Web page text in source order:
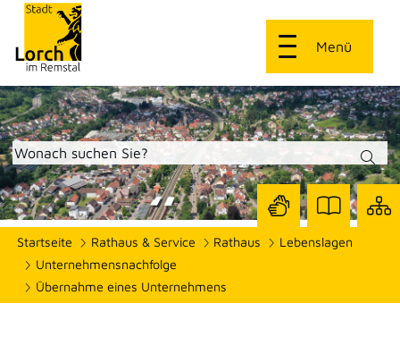
Menü
Startseite Rathaus & Service Rathaus
Lebenslagen
Unternehmensnachfolge
Übernahme eines Unternehmens
Seite
Seite